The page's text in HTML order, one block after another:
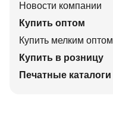
Новости компании
Купить оптом
Купить мелким оптом
Купить в розницу
Печатные каталоги